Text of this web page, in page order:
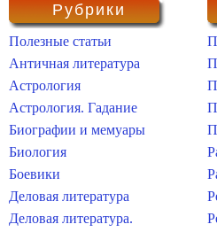
Рубрики
Полезные статьи
Античная литература
Астрология
Астрология. Гадание
Биографии и мемуары
Биология
Боевики
Деловая литература
Деловая литература.